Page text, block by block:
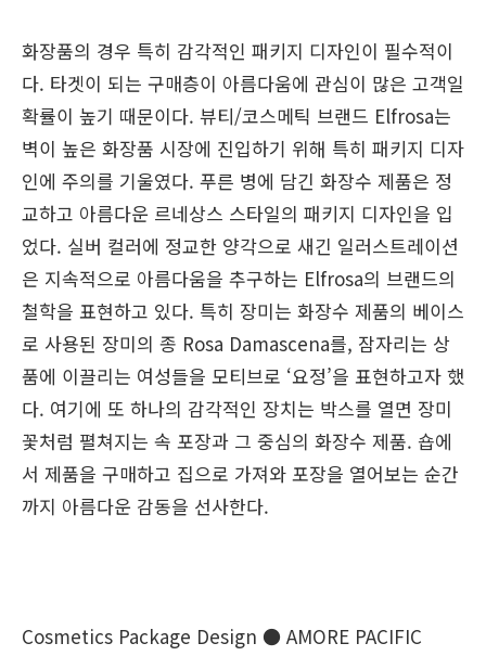
화장품의 경우 특히 감각적인 패키지 디자인이 필수적이
다. 타겟이 되는 구매층이 아름다움에 관심이 많은 고객일
확률이 높기 때문이다. 뷰티/코스메틱 브랜드 Elfrosa는
벽이 높은 화장품 시장에 진입하기 위해 특히 패키지 디자
인에 주의를 기울였다. 푸른 병에 담긴 화장수 제품은 정
교하고 아름다운 르네상스 스타일의 패키지 디자인을 입
었다. 실버 컬러에 정교한 양각으로 새긴 일러스트레이션
은 지속적으로 아름다움을 추구하는 Elfrosa의 브랜드의
철학을 표현하고 있다. 특히 장미는 화장수 제품의 베이스
로 사용된 장미의 종 Rosa Damascena를, 잠자리는 상
품에 이끌리는 여성들을 모티브로 ‘요정’을 표현하고자 했
다. 여기에 또 하나의 감각적인 장치는 박스를 열면 장미
꽃처럼 펼쳐지는 속 포장과 그 중심의 화장수 제품. 숍에
서 제품을 구매하고 집으로 가져와 포장을 열어보는 순간
까지 아름다운 감동을 선사한다.
Cosmetics Package Design ● AMORE PACIFIC